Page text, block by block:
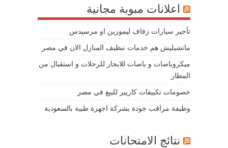
اعلانات مبوبة مجانية
تأجير سيارات زفاف ليموزين او مرسيدس
ماتشيليش هم خدمات تنظيف المنازل الان في مصر
ميكروباصات و باصات للايجار للرحلات و استقبال من
المطار
خصومات تكييفات كاريير للبيع في مصر
وظيفة مراقب جودة بشركة اجهزة طبية بالسعودية
نتائج الامتحانات